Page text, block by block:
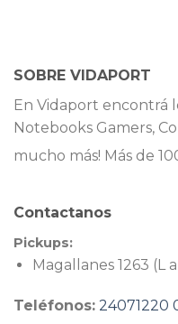
SOBRE VIDAPORT
En Vidaport encontrá
Notebooks Gamers,
mucho más! Más de
Contactanos
Pickups:
Magallanes 1263 (L
Teléfonos: 24071220